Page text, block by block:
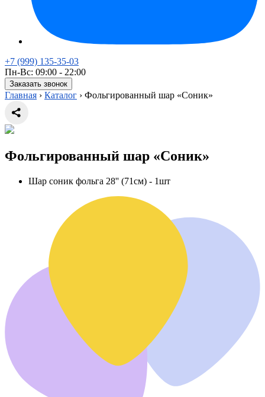
+7 (999) 135-35-03
Пн-Вс: 09:00 - 22:00
Заказать звонок
Главная › Каталог › Фольгированный шар «Соник»
Фольгированный шар «Соник»
Шар соник фольга 28'' (71см) - 1шт